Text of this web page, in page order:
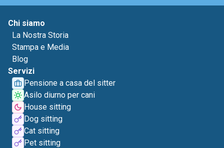
Chi siamo
La Nostra Storia
Stampa e Media
Blog
Servizi
Pensione a casa del sitter
Asilo diurno per cani
House sitting
Dog sitting
Cat sitting
Pet sitting